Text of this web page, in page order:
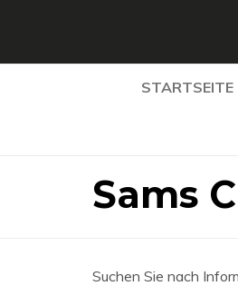
STARTSEITE
Sams
Suchen Sie nach